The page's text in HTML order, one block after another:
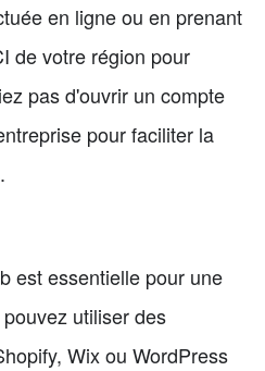
en ligne ou en prenant
de votre région pour
pas d'ouvrir un compte
pour faciliter la
est essentielle pour une
utiliser des
Wix ou WordPress